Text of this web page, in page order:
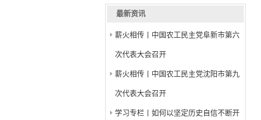
最新资讯
薪火相传丨中国农工民主党阜新市第六
次代表大会召开
薪火相传丨中国农工民主党沈阳市第九
次代表大会召开
学习专栏丨如何以坚定历史自信不断开